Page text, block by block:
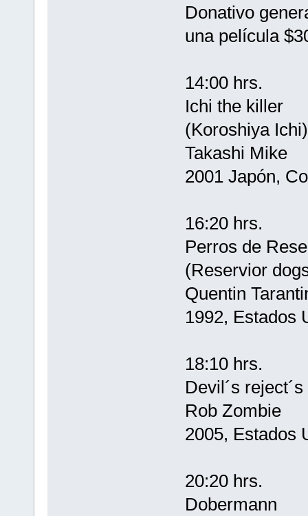
Donativo
una película
14:00 hrs.
Ichi the killer
(Koroshiya Ichi)
Takashi Mike
2001 Japón,
16:20 hrs.
Perros de
(Reservior
Quentin
1992, Estados
18:10 hrs.
Devil´s reject´s
Rob Zombie
2005, Estados
20:20 hrs.
Dobermann